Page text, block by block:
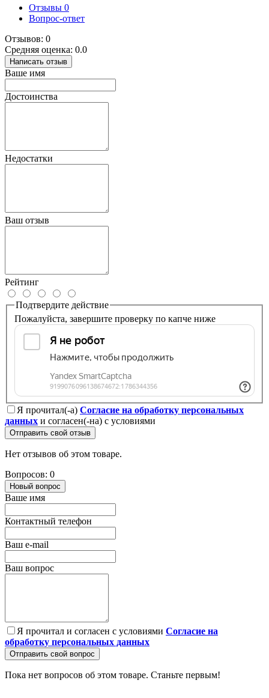
Отзывы 0
Вопрос-ответ
Отзывов: 0
Средняя оценка: 0.0
Написать отзыв
Ваше имя
Достоинства
Недостатки
Ваш отзыв
Рейтинг
Подтвердите действие
Пожалуйста, завершите проверку по капче ниже
Я прочитал(-а) Согласие на обработку персональных
данных и согласен(-на) с условиями
Отправить свой отзыв
Нет отзывов об этом товаре.
Вопросов: 0
Новый вопрос
Ваше имя
Контактный телефон
Ваш e-mail
Ваш вопрос
Я прочитал и согласен с условиями Согласие на
обработку персональных данных
Отправить свой вопрос
Пока нет вопросов об этом товаре. Станьте первым!